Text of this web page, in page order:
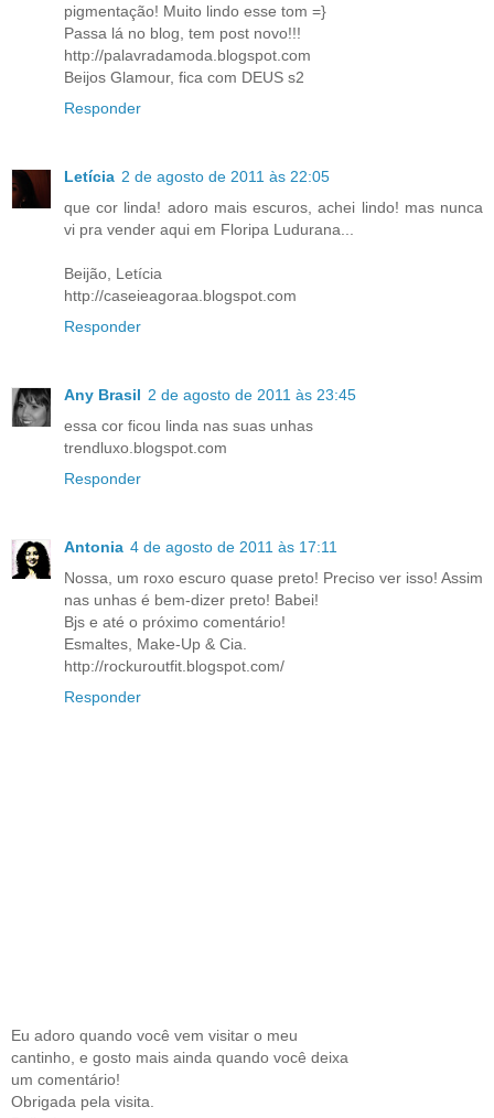
pigmentação! Muito lindo esse tom =}
Passa lá no blog, tem post novo!!!
http://palavradamoda.blogspot.com
Beijos Glamour, fica com DEUS s2
Responder
Letícia 2 de agosto de 2011 às 22:05
que cor linda! adoro mais escuros, achei lindo! mas nunca
vi pra vender aqui em Floripa Ludurana...
Beijão, Letícia
http://caseieagoraa.blogspot.com
Responder
Any Brasil 2 de agosto de 2011 às 23:45
essa cor ficou linda nas suas unhas
trendluxo.blogspot.com
Responder
Antonia 4 de agosto de 2011 às 17:11
Nossa, um roxo escuro quase preto! Preciso ver isso! Assim
nas unhas é bem-dizer preto! Babei!
Bjs e até o próximo comentário!
Esmaltes, Make-Up & Cia.
http://rockuroutfit.blogspot.com/
Responder
Eu adoro quando você vem visitar o meu
cantinho, e gosto mais ainda quando você deixa
um comentário!
Obrigada pela visita.